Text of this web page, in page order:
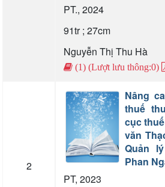
PT., 2024
91tr ; 27cm
Nguyễn Thị Thu Hà
(1) (Lượt lưu thông:0)
2
Nâng
thuế
cục
văn
Quản
Phan
PT, 2023